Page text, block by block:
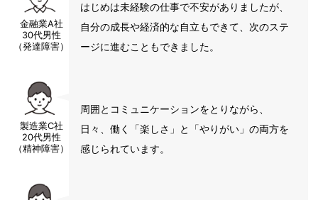
金融業A社
30代男性
（発達障害）
はじめは未経験の仕事で不安がありましたが、
自分の成長や経済的な自立もできて、次のステ
ージに進むこともできました。
製造業C社
20代男性
（精神障害）
周囲とコミュニケーションをとりながら、
日々、働く「楽しさ」と「やりがい」の両方を
感じられています。